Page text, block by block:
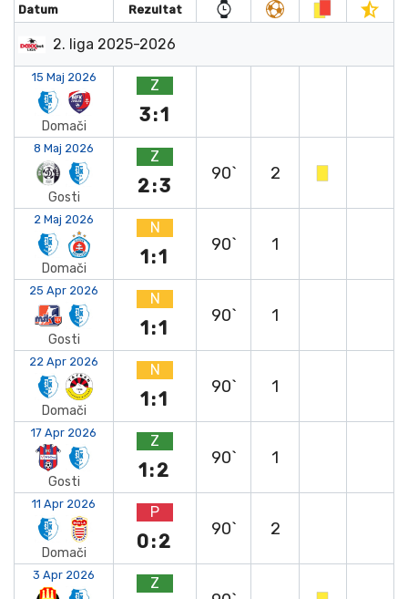
Datum Rezultat
2. liga 2025-2026
15 Maj 2026
Domači
Z
3:1
8 Maj 2026
Gosti
Z
2:3
90` 2
2 Maj 2026
Domači
N
1:1
90` 1
25 Apr 2026
Gosti
N
1:1
90` 1
22 Apr 2026
Domači
N
1:1
90` 1
17 Apr 2026
Gosti
Z
1:2
90` 1
11 Apr 2026
Domači
P
0:2
90` 2
3 Apr 2026 Z